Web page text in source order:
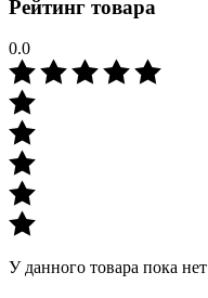
Рейтинг товара
0.0
У данного товара пока